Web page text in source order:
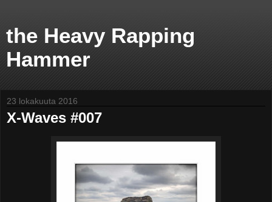
the Heavy Rapping
Hammer
23 lokakuuta 2016
X-Waves #007